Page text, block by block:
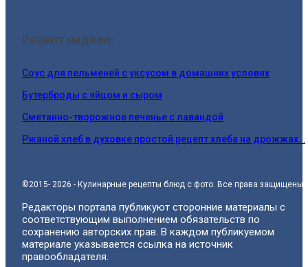
Рецепт недели:
Соус для пельменей с уксусом в домашних условях
Бутерброды с яйцом и сыром
Сметанно-творожное печенье с лавандой
Ржаной хлеб в духовке простой рецепт хлеба на дрожжах…
©2015- 2026 - Кулинарные рецепты блюд с фото. Все права защищены.
Редакторы портала публикуют сторонние материалы с
соответствующим выполнением обязательств по
сохранению авторских прав. В каждом публикуемом
материале указывается ссылка на источник
правообладателя.